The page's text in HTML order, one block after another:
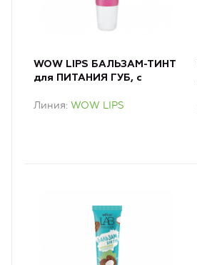
WOW LIPS БАЛЬЗАМ-ТИНТ
для ПИТАНИЯ ГУБ, с
Линия WOW LIPS